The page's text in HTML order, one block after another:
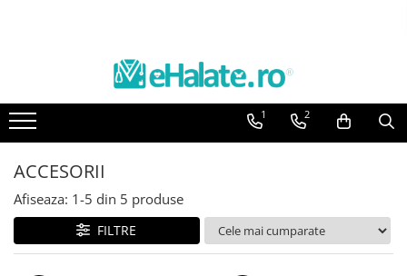
Toate Produsele
Bluze Unisex
Costume Unisex
Bluze Medicale
Bluze unisex cu imprimeuri
Bluze Maria
1 2
ACCESORII
Afiseaza: 1-5 din 5 produse
FILTRE